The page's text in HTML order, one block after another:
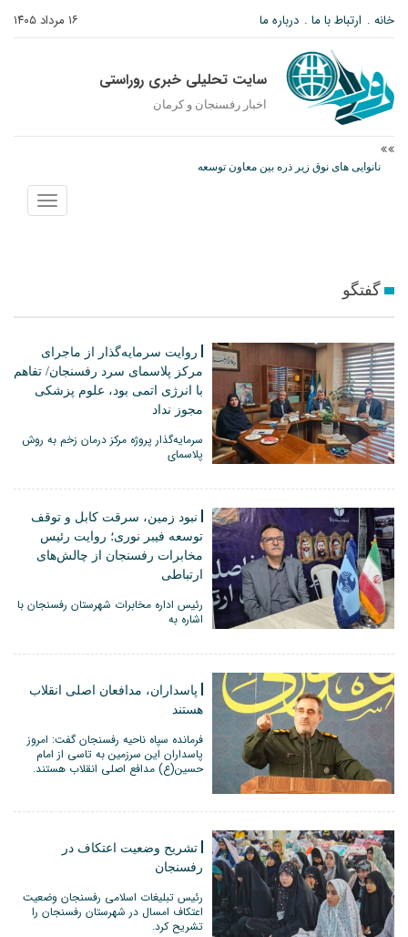
۱۶ مرداد ۱۴۰۵ خانه ارتباط با ما درباره ما
سایت تحلیلی خبری روراستی
اخبار رفسنجان و كرمان
نانوایی های نوق زیر ذره بین معاون توسعه
پیام رئیس کل دادگستری استان کرمان به مناسبت ۱۷ مردادماه سالروز شهادتنمایش
منو
گفتگو
روایت سرمایه‌گذار از ماجرای
مرکز پلاسمای سرد رفسنجان/ تفاهم
با انرژی اتمی بود، علوم پزشکی
مجوز نداد
سرمایه‌گذار پروژه مرکز درمان زخم به روش
پلاسمای
نبود زمین، سرقت کابل و توقف
توسعه فیبر نوری؛ روایت رئیس
مخابرات رفسنجان از چالش‌های
ارتباطی
رئیس اداره مخابرات شهرستان رفسنجان با
اشاره به
پاسداران، مدافعان اصلی انقلاب
هستند
فرمانده سپاه ناحیه رفسنجان گفت: امروز
پاسداران این سرزمین به تاسی از امام
حسین(ع) مدافع اصلی انقلاب هستند.
تشریح وضعیت اعتکاف در
رفسنجان
رئیس تبلیغات اسلامی رفسنجان وضعیت
اعتکاف امسال در شهرستان رفسنجان را
تشریح کرد.